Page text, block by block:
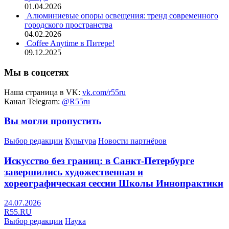
01.04.2026
Алюминиевые опоры освещения: тренд современного
городского пространства
04.02.2026
Coffee Anytime в Питере!
09.12.2025
Мы в соцсетях
Наша страница в VK: vk.com/r55ru
Канал Telegram: @R55ru
Вы могли пропустить
Выбор редакции Культура Новости партнёров
Искусство без границ: в Санкт-Петербурге
завершились художественная и
хореографическая сессии Школы Иннопрактики
24.07.2026
R55.RU
Выбор редакции Наука